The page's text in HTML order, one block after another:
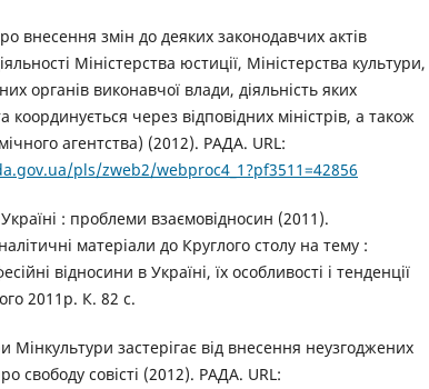
внесення змін до деяких законодавчих актів
Міністерства юстиції, Міністерства культури,
органів виконавчої влади, діяльність яких
координується через відповідних міністрів, а також
агентства) (2012). РАДА. URL:
pls/zweb2/webproc4_1?pf3511=42856
Україні : проблеми взаємовідносин (2011).
матеріали до Круглого столу на тему :
відносини в Україні, їх особливості і тенденції
2011р. К. 82 с.
Мінкультури застерігає від внесення неузгоджених
свободу совісті (2012). РАДА. URL: